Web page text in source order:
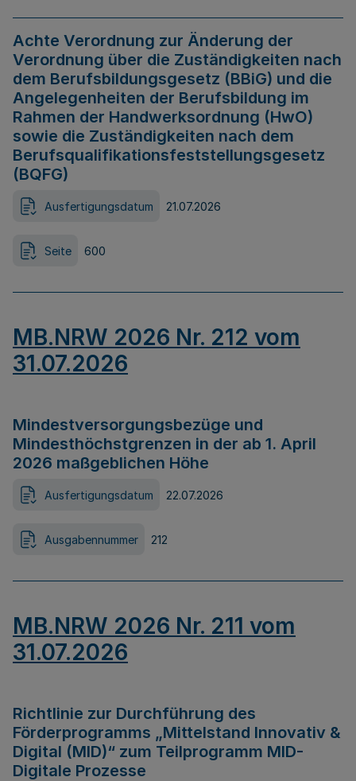
Achte Verordnung zur Änderung der
Verordnung über die Zuständigkeiten nach
dem Berufsbildungsgesetz (BBiG) und die
Angelegenheiten der Berufsbildung im
Rahmen der Handwerksordnung (HwO)
sowie die Zuständigkeiten nach dem
Berufsqualifikationsfeststellungsgesetz
(BQFG)
Ausfertigungsdatum 21.07.2026
Seite 600
MB.NRW 2026 Nr. 212 vom
31.07.2026
Mindestversorgungsbezüge und
Mindesthöchstgrenzen in der ab 1. April
2026 maßgeblichen Höhe
Ausfertigungsdatum 22.07.2026
Ausgabennummer 212
MB.NRW 2026 Nr. 211 vom
31.07.2026
Richtlinie zur Durchführung des
Förderprogramms „Mittelstand Innovativ &
Digital (MID)“ zum Teilprogramm MID-
Digitale Prozesse